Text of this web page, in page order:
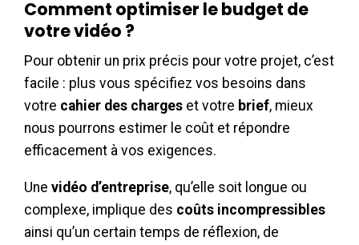
Comment optimiser le budget de
votre vidéo ?
Pour obtenir un prix précis pour votre projet, c’est
facile : plus vous spécifiez vos besoins dans
votre cahier des charges et votre brief, mieux
nous pourrons estimer le coût et répondre
efficacement à vos exigences.
Une vidéo d’entreprise, qu’elle soit longue ou
complexe, implique des coûts incompressibles
ainsi qu’un certain temps de réflexion, de